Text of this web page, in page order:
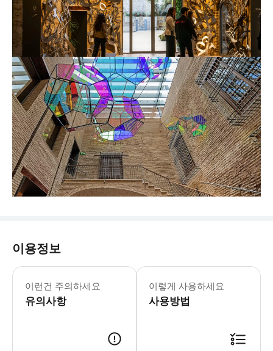
이용정보
이런건 주의하세요
유의사항
휴무일: 12월 25일, 1월 1일, 1월 6일
* 복원된 발레리올라 궁전에서 로마
이렇게 사용하세요
사용방법